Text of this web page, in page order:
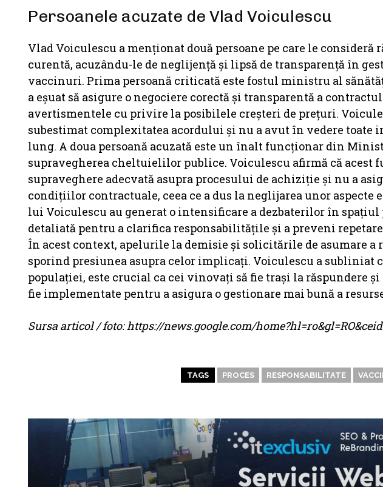
Persoanele acuzate de Vlad Voiculescu
Vlad Voiculescu a menționat două persoane pe care le
curentă, acuzându-le de neglijență și lipsă de transparență în
vaccinuri. Prima persoană criticată este fostul ministru al
a eșuat să asigure o negociere corectă și transparentă a
avertismentele cu privire la posibilele creșteri de prețuri.
subestimat complexitatea acordului și nu a avut în vedere
lung. A doua persoană acuzată este un înalt funcționar din
supravegherea cheltuielilor publice. Voiculescu afirmă că acest
supraveghere adecvată asupra procesului de achiziție și nu a
condițiilor contractuale, ceea ce a dus la neglijarea unor
lui Voiculescu au generat o intensificare a dezbaterilor în
detaliată pentru a clarifica responsabilitățile și a preveni
În acest context, apelurile la demisie și solicitările de asumare
sporind presiunea asupra celor implicați. Voiculescu a subliniat
populației, este crucial ca cei vinovați să fie trași la răspundere
fie implementate pentru a asigura o gestionare mai bună a
Sursa articol / foto: https://news.google.com/
TAGS PROCES RESPONSABILITATE